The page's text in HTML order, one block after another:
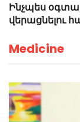
Ինչպես
վերացնելու
Medicine